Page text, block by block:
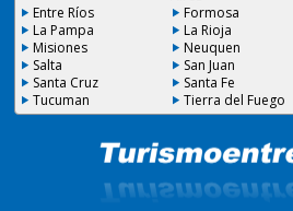
Entre Ríos
Formosa
La Pampa
La Rioja
Misiones
Neuquen
Salta
San Juan
Santa Cruz
Santa Fe
Tucuman
Tierra del Fuego